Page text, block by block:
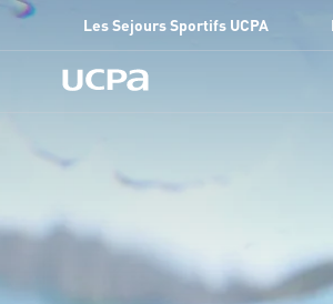
Les Sejours Sportifs UCPA